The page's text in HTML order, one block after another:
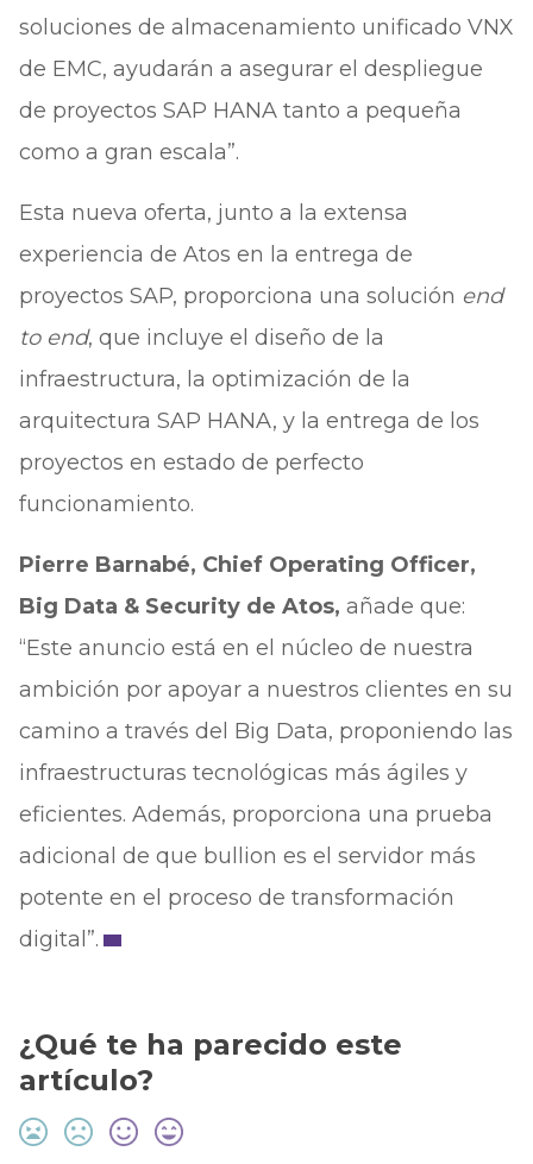
soluciones de almacenamiento unificado VNX
de EMC, ayudarán a asegurar el despliegue
de proyectos SAP HANA tanto a pequeña
como a gran escala”.
Esta nueva oferta, junto a la extensa
experiencia de Atos en la entrega de
proyectos SAP, proporciona una solución end
to end, que incluye el diseño de la
infraestructura, la optimización de la
arquitectura SAP HANA, y la entrega de los
proyectos en estado de perfecto
funcionamiento.
Pierre Barnabé, Chief Operating Officer,
Big Data & Security de Atos, añade que:
“Este anuncio está en el núcleo de nuestra
ambición por apoyar a nuestros clientes en su
camino a través del Big Data, proponiendo las
infraestructuras tecnológicas más ágiles y
eficientes. Además, proporciona una prueba
adicional de que bullion es el servidor más
potente en el proceso de transformación
digital”.
¿Qué te ha parecido este
artículo?